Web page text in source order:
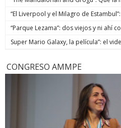
“El Liverpool y el Milagro de
“Parque Lezama”: dos viejos y ni ahí
Super Mario Galaxy, la película”: el
CONGRESO AMMPE